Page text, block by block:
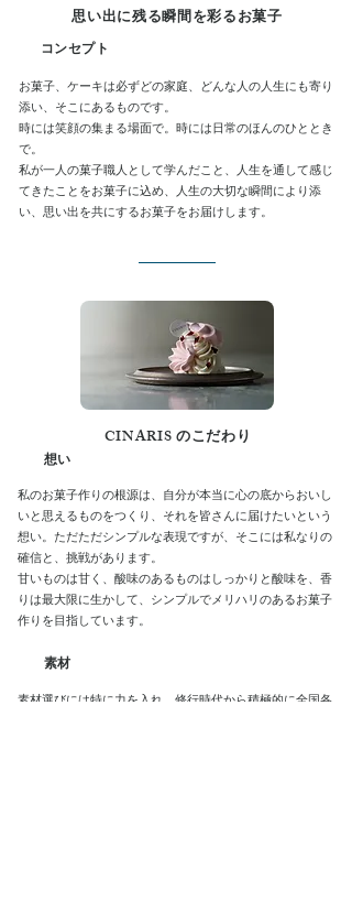
思い出に残る瞬間を彩るお菓子
コンセプト
お菓子、ケーキは必ずどの家庭、どんな人の人生にも寄り
添い、そこにあるものです。
時には笑顔の集まる場面で。時には日常のほんのひととき
で。
私が一人の菓子職人として学んだこと、人生を通して感じ
てきたことをお菓子に込め、人生の大切な瞬間により添
い、思い出を共にするお菓子をお届けします。
CINARIS のこだわり
想い
私のお菓子作りの根源は、自分が本当に心の底からおいし
いと思えるものをつくり、それを皆さんに届けたいという
想い。ただただシンプルな表現ですが、そこには私なりの
確信と、挑戦があります。
甘いものは甘く、酸味のあるものはしっかりと酸味を、香
りは最大限に生かして、シンプルでメリハリのあるお菓子
作りを目指しています。
素材
素材選びには特に力を入れ、修行時代から積極的に全国各